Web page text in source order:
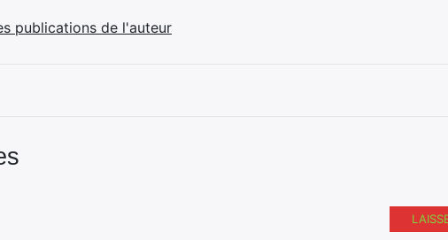
publications de l'auteur